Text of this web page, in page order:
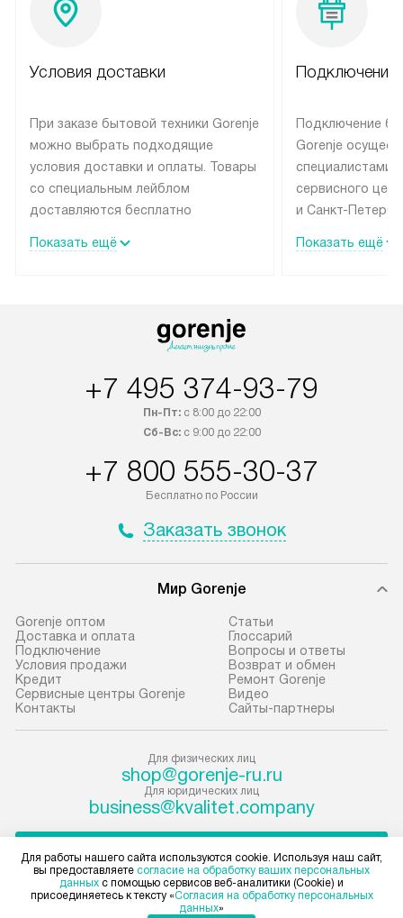
Условия доставки
При заказе бытовой техники Gorenje
можно выбрать подходящие
условия доставки и оплаты. Товары
со специальным лейблом
доставляются бесплатно
до подъезда, выезд за МКАД
в течение трех дней. Доставка
регионы осуществляется через
100% предоплаты наша компания
до представительства
транспортной компании в городе
условия доставки у менеджера при
В оговоренный день служба
доставки доставит упакованный
прибор до подъезда. Если
требуется переместить прибор
до двери квартиры или до места
установки, пожалуйста,
взимается дополнительная плата.
Учитывайте габариты прибора, если
они не позволяют пронести чего
через дверной проем,
то сотрудники транспортной
службы не могут демонтировать
дверцы, ручки или другие
Показать ещё
Подключение
Подключение
Gorenje
специалистами
сервисного
и Санкт-
подключается
подключения к
определяется
снятие упаковки
отдельных
монтируется в
и краткая
по
установку не
коммуникаций,
материалы,
Показать ещё
+7 495 374-93-79
Пн-Пт:с 8:00 до 22:00
Сб-Вс:с 9:00 до 22:00
+7 800 555-30-37
Бесплатно по России
Заказать звонок
Мир Gorenje
Gorenje оптом
Доставка и оплата
Подключение
Условия продажи
Кредит
Сервисные центры Gorenje
Контакты
Cтатьи
Глоссарий
Вопросы и ответы
Возврат и обмен
Ремонт Gorenje
Видео
Сайты-партнеры
Для физических лиц
shop@gorenje-ru.ru
Для юридических лиц
business@kvalitet.company
Политика конфиденциальности
Условия продажи
Для работы нашего сайта используются cookie. Используя наш сайт,
вы предоставляете согласие на обработку ваших персональных
данных с помощью сервисов веб-аналитики (Cookie) и
присоединяетесь к тексту «Согласия на обработку персональных
данных»